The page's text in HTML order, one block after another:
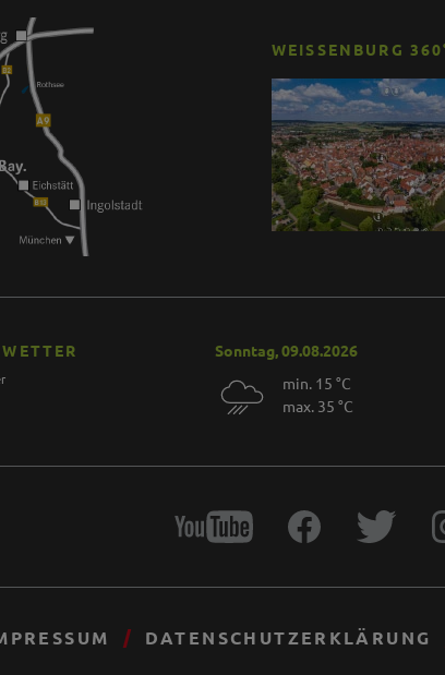
WEISSENBURG 360°
Sonntag, 09.08.2026
min. 15 °C
max. 35 °C
DATENSCHUTZERKLÄRUNG